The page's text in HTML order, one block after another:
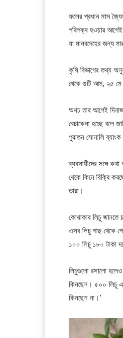
ফলের প্রধান মাস
পরিপক্ব হওয়ার আগেই
যা মানবদেহের জন্য
কৃষি বিভাগের তথ্য
থেকে গুটি আম, ২৫ মে
অথচ তার আগেই
বেচাকেনা হচ্ছে বলে
পুরাতন সোনালি ব্যাংক
ব্যবসায়ীদের সঙ্গে
থেকে কিনে বিক্রি
তারা।
কোথাকার লিচু জানতে
এসব লিচু গাছ থেকে
১০০ লিচু ১৮০ টাকা
লিচুগুলো রসালো হলেও
কিনছেন। ৫০০ লিচু
কিনছেন না।’